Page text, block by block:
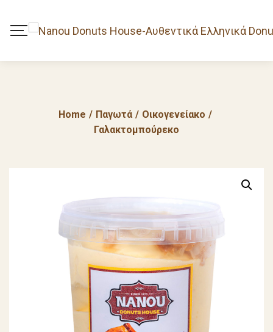
Home / Παγωτά / Οικογενείακο /
Γαλακτομπούρεκο